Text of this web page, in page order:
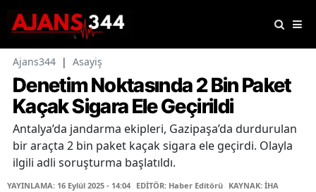
Ajans344 | Asayiş
Denetim Noktasında 2 Bin Paket
Kaçak Sigara Ele Geçirildi
Antalya’da jandarma ekipleri, Gazipaşa’da durdurulan
bir araçta 2 bin paket kaçak sigara ele geçirdi. Olayla
ilgili adli soruşturma başlatıldı.
YAYINLAMA: 16 Eylül 2025 - 14:04 EDİTÖR: Haber Editörü KAYNAK: İHA